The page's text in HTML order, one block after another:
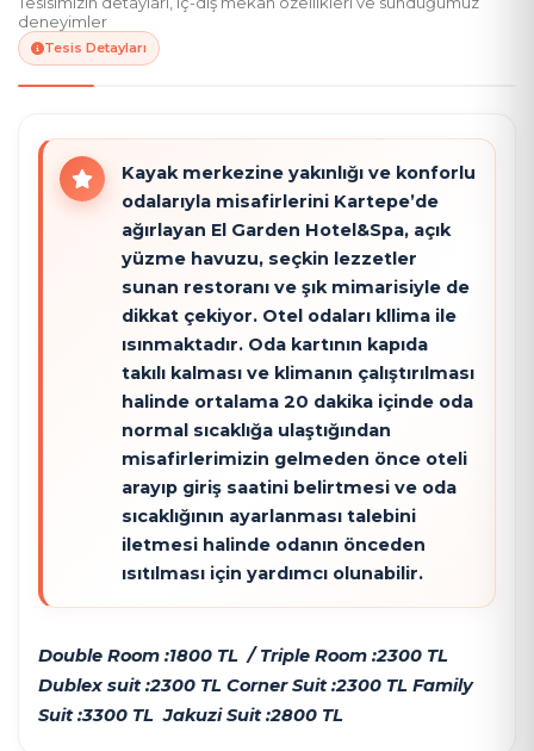
deneyimler
Tesis Detayları
Kayak merkezine yakınlığı ve konforlu
odalarıyla misafirlerini Kartepe’de
ağırlayan El Garden Hotel&Spa, açık
yüzme havuzu, seçkin lezzetler
sunan restoranı ve şık mimarisiyle de
dikkat çekiyor. Otel odaları kllima ile
ısınmaktadır. Oda kartının kapıda
takılı kalması ve klimanın çalıştırılması
halinde ortalama 20 dakika içinde oda
normal sıcaklığa ulaştığından
misafirlerimizin gelmeden önce oteli
arayıp giriş saatini belirtmesi ve oda
sıcaklığının ayarlanması talebini
iletmesi halinde odanın önceden
ısıtılması için yardımcı olunabilir.
Double Room :1800 TL / Triple Room :2300 TL
Dublex suit :2300 TL Corner Suit :2300 TL Family
Suit :3300 TL Jakuzi Suit :2800 TL